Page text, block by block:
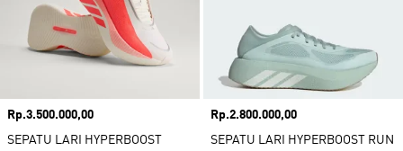
Harga
Rp.3.500.000,00
SEPATU LARI HYPERBOOST
Harga
Rp.2.800.000,00
SEPATU LARI HYPERBOOST RUN